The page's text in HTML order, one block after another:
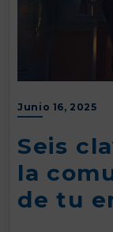
Junio 16, 2025
Seis
la
de tu